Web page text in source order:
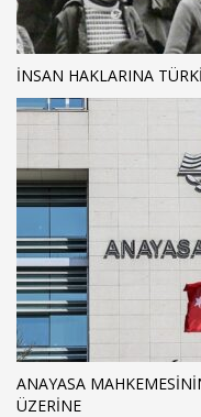
İNSAN HAKLARINA
ANAYASA
ÜZERINE